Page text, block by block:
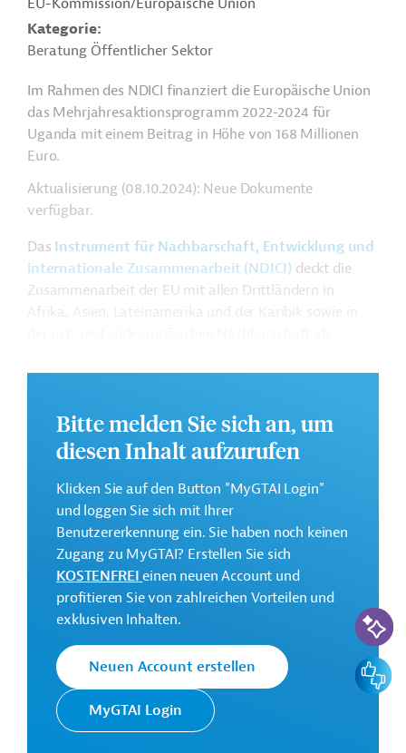
EU-Kommission/Europäische Union
Kategorie
Beratung Öffentlicher Sektor
Im Rahmen des NDICI finanziert die Europäische Union
das Mehrjahresaktionsprogramm 2022-2024 für
Uganda mit einem Beitrag in Höhe von 168 Millionen
Euro.
Aktualisierung (08.10.2024): Neue Dokumente
verfügbar.
Das Instrument für Nachbarschaft, Entwicklung und
internationale Zusammenarbeit (NDICI) deckt die
Zusammenarbeit der EU mit allen Drittländern in
Schwerpunktbereiche unterteilt und soll folgende Ziele
erreichen:
Annex 1: Förderung der Geschlechtergleichstellung
für die Entwicklung Ugandas (G4DU);
Annex 2: Grüne Unterstützungsfazilität;
Annex 3: Unterstützung der Elektrifizierung in
ländlichen Gebieten;
Annex 4: Förderung von Klimamaßnahmen für eine
nachhaltige Entwicklung;
Annex 5: Unterstützung von Partnerschaften für die
Forstwirtschaft;
Annex 6: Stärkung nachhaltiger Unternehmen.
Weitere Informationen über das
Mehrjahresaktionsprogramm finden Sie in den
Bitte melden Sie sich an, um
diesen Inhalt aufzurufen
Klicken Sie auf den Button "MyGTAI Login"
und loggen Sie sich mit Ihrer
Benutzererkennung ein. Sie haben noch keinen
Zugang zu MyGTAI? Erstellen Sie sich
KOSTENFREIeinen neuen Account und
profitieren Sie von zahlreichen Vorteilen und
exklusiven Inhalten.
Neuen Account erstellen
MyGTAI Login
KI-